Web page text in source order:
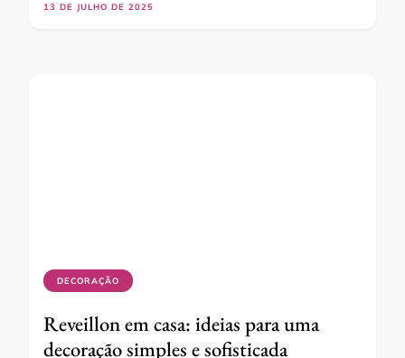
13 DE JULHO DE 2025
DECORAÇÃO
Reveillon em casa: ideias para uma
decoração simples e sofisticada